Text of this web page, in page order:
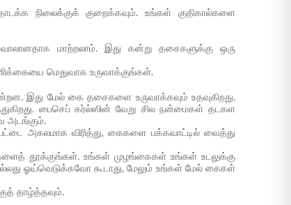
நிலைக்குக் குறைக்கவும். உங்கள் குதிகால்களை
மாற்றலாம். இது கன்று தசைகளுக்கு ஒரு
மெதுவாக உருவாக்குங்கள்.
இது மேல் கை தசைகளை உருவாக்கவும் உதவுகிறது.
பைசெப் கர்ல்ஸின் வேறு சில நன்மைகள் தடகள
அடங்கும்.
அகலமாக விரித்து, கைகளை பக்கவாட்டில் வைத்து
தூக்குங்கள். உங்கள் முழங்கைகள் உங்கள் உடலுக்கு
ஓய்வெடுக்கவோ கூடாது, மேலும் உங்கள் மேல் கைகள்
தாழ்த்தவும்.